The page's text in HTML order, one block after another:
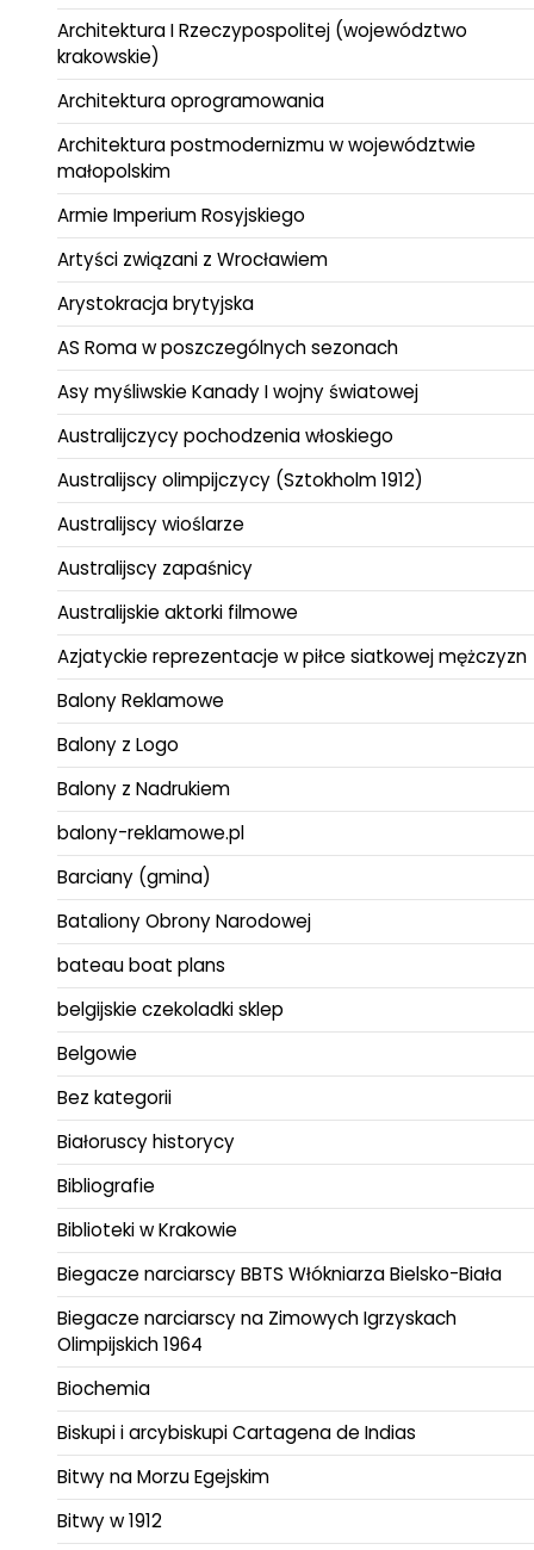
Architektura I Rzeczypospolitej (województwo
krakowskie)
Architektura oprogramowania
Architektura postmodernizmu w województwie
małopolskim
Armie Imperium Rosyjskiego
Artyści związani z Wrocławiem
Arystokracja brytyjska
AS Roma w poszczególnych sezonach
Asy myśliwskie Kanady I wojny światowej
Australijczycy pochodzenia włoskiego
Australijscy olimpijczycy (Sztokholm 1912)
Australijscy wioślarze
Australijscy zapaśnicy
Australijskie aktorki filmowe
Azjatyckie reprezentacje w piłce siatkowej mężczyzn
Balony Reklamowe
Balony z Logo
Balony z Nadrukiem
balony-reklamowe.pl
Barciany (gmina)
Bataliony Obrony Narodowej
bateau boat plans
belgijskie czekoladki sklep
Belgowie
Bez kategorii
Białoruscy historycy
Bibliografie
Biblioteki w Krakowie
Biegacze narciarscy BBTS Włókniarza Bielsko-Biała
Biegacze narciarscy na Zimowych Igrzyskach
Olimpijskich 1964
Biochemia
Biskupi i arcybiskupi Cartagena de Indias
Bitwy na Morzu Egejskim
Bitwy w 1912